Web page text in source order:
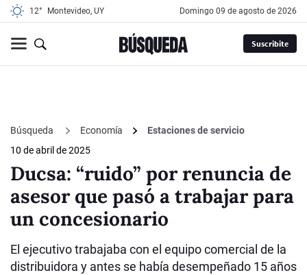
12° Montevideo, UY domingo 09 de agosto de 2026
Suscribite
Búsqueda Economía
Estaciones de servicio
10 de abril de 2025
Ducsa: “ruido” por renuncia de
asesor que pasó a trabajar para
un concesionario
El ejecutivo trabajaba con el equipo comercial de la
distribuidora y antes se había desempeñado 15 años